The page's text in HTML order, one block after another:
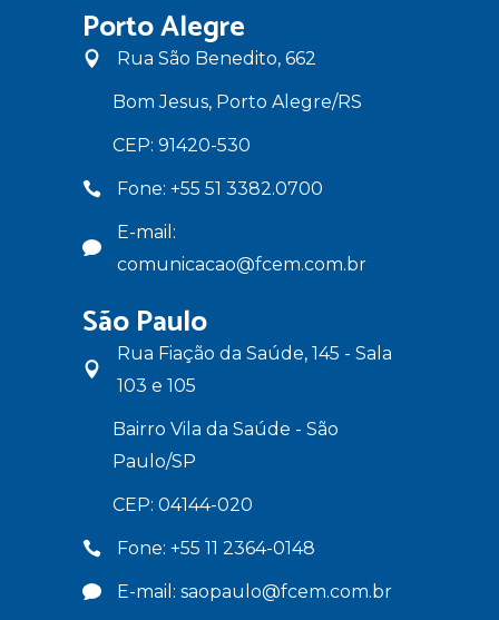
Porto Alegre
Rua São Benedito, 662
Bom Jesus, Porto Alegre/RS
CEP: 91420-530
Fone: +55 51 3382.0700
E-mail:
comunicacao@fcem.com.br
São Paulo
Rua Fiação da Saúde, 145 - Sala
103 e 105
Bairro Vila da Saúde - São
Paulo/SP
CEP: 04144-020
Fone: +55 11 2364-0148
E-mail: saopaulo@fcem.com.br